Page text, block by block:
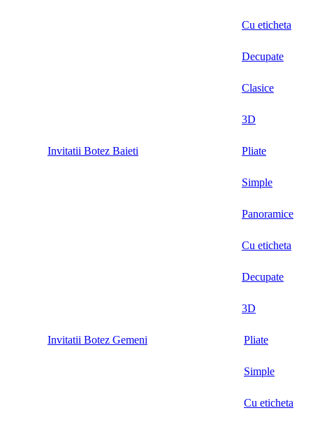
Cu eticheta
Decupate
Clasice
3D
Invitatii Botez Baieti Pliate
Simple
Panoramice
Cu eticheta
Decupate
3D
Invitatii Botez Gemeni Pliate
Simple
Cu eticheta